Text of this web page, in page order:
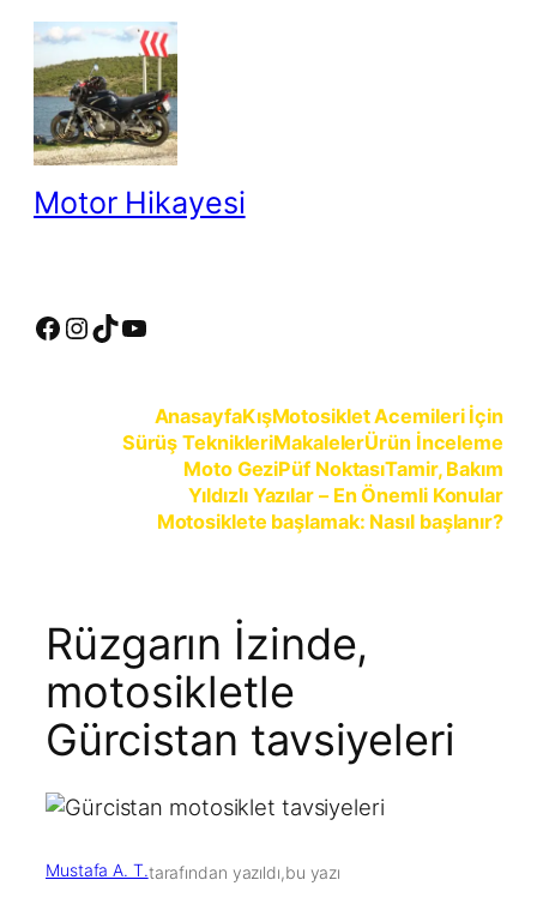
İçeriğe
Motor Hikayesi
Facebook InstagramTikTok YouTube
AnasayfaKışMotosiklet Acemileri İçin
Sürüş TeknikleriMakalelerÜrün İnceleme
Moto GeziPüf NoktasıTamir, Bakım
Yıldızlı Yazılar – En Önemli Konular
Motosiklete başlamak: Nasıl başlanır?
Rüzgarın İzinde,
motosikletle
Gürcistan tavsiyeleri
Mustafa A. T.tarafından yazıldı,bu yazı